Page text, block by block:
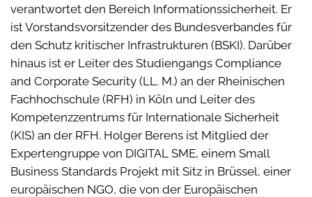
verantwortet den Bereich Informationssicherheit. Er
ist Vorstandsvorsitzender des Bundesverbandes für
den Schutz kritischer Infrastrukturen (BSKI). Darüber
hinaus ist er Leiter des Studiengangs Compliance
and Corporate Security (LL. M.) an der Rheinischen
Fachhochschule (RFH) in Köln und Leiter des
Kompetenzzentrums für Internationale Sicherheit
(KIS) an der RFH. Holger Berens ist Mitglied der
Expertengruppe von DIGITAL SME, einem Small
Business Standards Projekt mit Sitz in Brüssel, einer
europäischen NGO, die von der Europäischen